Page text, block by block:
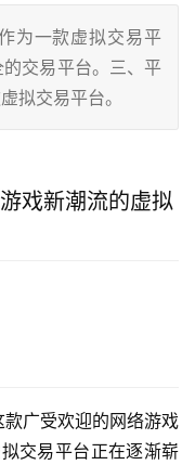
为一款虚拟交易平
交易平台。三、平
拟交易平台。
戏新潮流的虚拟
广受欢迎的网络游戏
交易平台正在逐渐崭